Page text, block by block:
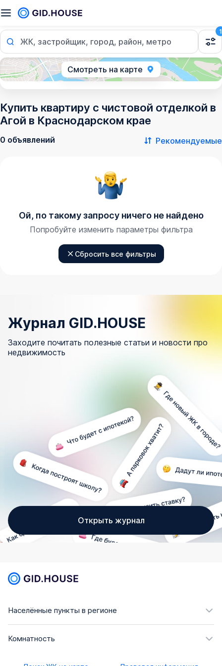
ЖК, застройщик, город, район, метро
1
Смотреть на карте
Купить квартиру с чистовой отделкой в
Агой в Краснодарском крае
0 объявлений Рекомендуемые
Ой, по такому запросу ничего не найдено
Попробуйте изменить параметры фильтра
Сбросить все фильтры
Журнал GID.HOUSE
Заходите почитать полезные статьи и новости про
недвижимость
Открыть журнал
Населённые пункты в регионе
Комнатность